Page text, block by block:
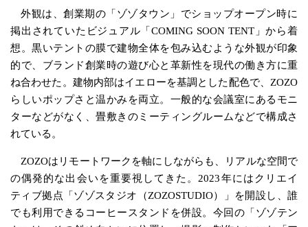
外観は、創業期の「ゾゾタウン」でショップオープン時に
掲出されていたビジュアル「COMING SOON TENT」から着
想。黒いテントの膜で建物全体を包み込むような外観が印象
的で、ブランド創業時の遊び心と革新性を現代の働き方に重
ね合わせた。建物内部はイエローを基調とした配色で、ZOZO
らしいポップさと温かみを両立。一般的な会議室にあるモニ
ターなどがなく、畳敷きのミーティングルームなどで構成さ
れている。
ZOZOはリモートワークを軸にしながらも、リアルな空間で
の偶発的な出会いを重要視してきた。2023年にはクリエイ
ティブ拠点「ゾゾスタジオ（ZOZOSTUDIO）」を開設し、誰
でも利用できるコーヒースタンドを併設。今回の「ゾゾテン